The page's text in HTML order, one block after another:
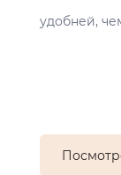
удобней,